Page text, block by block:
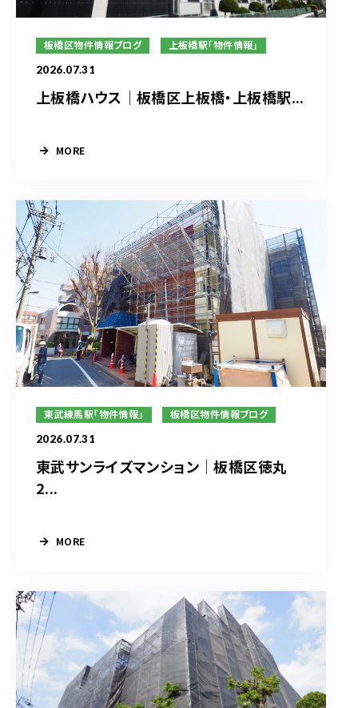
板橋区物件情報ブログ 上板橋駅「物件情報」
2026.07.31
上板橋ハウス｜板橋区上板橋・上板橋駅...
MORE
東武練馬駅「物件情報」 板橋区物件情報ブログ
2026.07.31
東武サンライズマンション｜板橋区徳丸
2...
MORE